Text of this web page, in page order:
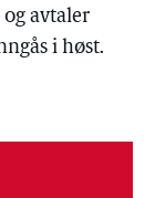
avtaler
i høst.